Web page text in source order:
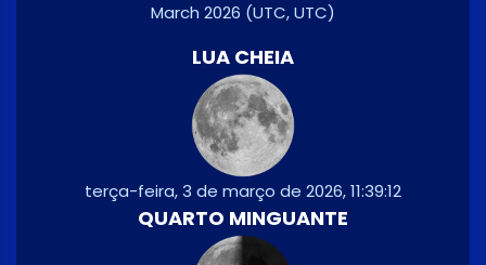
March 2026 (UTC, UTC)
LUA CHEIA
terça-feira, 3 de março de 2026, 11:39:12
QUARTO MINGUANTE